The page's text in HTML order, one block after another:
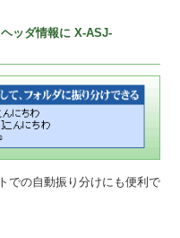
ッダ情報に X-ASJ-
での自動振り分けにも便利で